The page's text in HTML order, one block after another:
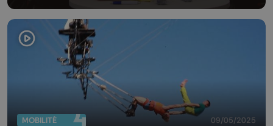
MOBILITÉ 09/05/2025